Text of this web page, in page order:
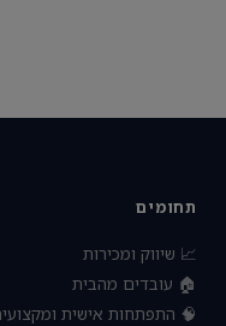
תחומים
📈 שיווק ומכירות
🏠 עובדים מהבית
🧠 התפתחות אישית